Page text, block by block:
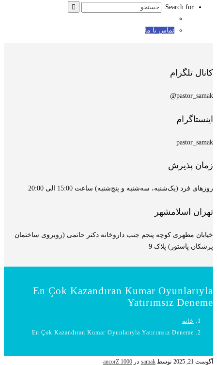
Search for:
تماس با ما
کانال تلگرام
pastor_samak@
اینستاگرام
pastor_samak
زمان پذیرش
روزهای فرد (یک‌شنبه، سه‌شنبه و پنج‌شنبه) ساعت 15:00 الی 20:00
تهران اسلامشهر
خیابان مطهری کوچه پنجم جنب داروخانه دکتر حاتمی (روبروی ساختمان
پزشکان پاستور) پلاک 9
En Çok Kazandıran Kumar Oyunlarıyla
Yatırımsız Deneme
خانه
En Çok Kazandıran Kumar Oyunlarıyla Yatırımsız Deneme
آگوست 21, 2025 توسط samak در ancorZ 1000